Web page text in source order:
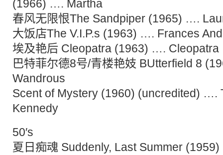
(1966) …. Martha
春风无限恨The Sandpiper (1965) ….
大饭店The V.I.P.s (1963) …. Frances
埃及艳后 Cleopatra (1963) …. Cleopatra
巴特菲尔德8号/青楼艳妓 BUtterfield 8
Wandrous
Scent of Mystery (1960) (uncredited) ….
Kennedy
50′s
夏日痴魂 Suddenly, Last Summer